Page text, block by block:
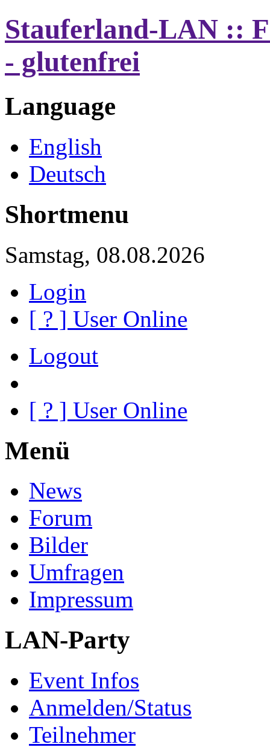
Stauferland-LAN ::
- glutenfrei
Language
English
Deutsch
Shortmenu
Samstag, 08.08.2026
Login
[ ? ] User Online
Logout
[ ? ] User Online
Menü
News
Forum
Bilder
Umfragen
Impressum
LAN-Party
Event Infos
Anmelden/Status
Teilnehmer